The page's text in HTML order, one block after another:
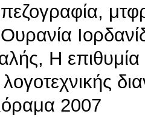
πεζογραφία,
Η επιθυμία
λογοτεχνικής
2007